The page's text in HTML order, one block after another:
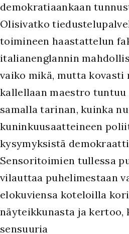
demokratiaankaan
Olisivatko
toimineen haastattelun
italianenglannin
vaiko mikä, mutta kovasti
kallellaan maestro tuntuu
samalla tarinan, kuinka
kuninkuusaatteineen
kysymyksistä
Sensoritoimien tullessa
vilauttaa puhelimestaan
elokuviensa koteloilla
näyteikkunasta ja kertoo,
sensuuria